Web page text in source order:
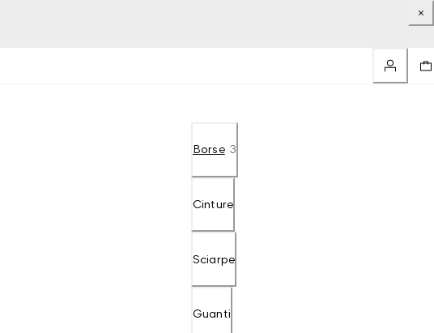
Borse 3
Cinture
Sciarpe
Guanti